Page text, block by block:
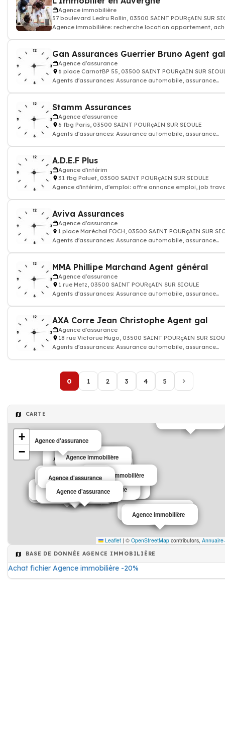
Agence immobilière
57 boulevard Ledru Rollin, 03500 SAINT POURçAIN SUR
Agence immobilière: recherche location appartement,
Gan Assurances Guerrier Bruno Agent gal
Agence d'assurance
6 place CarnotBP 55, 03500 SAINT POURçAIN SUR
Agents d'assurances: Assurance automobile, assurance
Stamm Assurances
Agence d'assurance
6 fbg Paris, 03500 SAINT POURçAIN SUR SIOULE
Agents d'assurances: Assurance automobile, assurance
A.D.E.F Plus
Agence d'intérim
31 fbg Paluet, 03500 SAINT POURçAIN SUR SIOULE
Agence d'intérim, d'emploi: offre annonce emploi, job
Aviva Assurances
Agence d'assurance
1 place Maréchal FOCH, 03500 SAINT POURçAIN SUR
Agents d'assurances: Assurance automobile, assurance
MMA Phillipe Marchand Agent général
Agence d'assurance
1 rue Metz, 03500 SAINT POURçAIN SUR SIOULE
Agents d'assurances: Assurance automobile, assurance
AXA Corre Jean Christophe Agent gal
Agence d'assurance
18 rue Victorue Hugo, 03500 SAINT POURçAIN SUR
Agents d'assurances: Assurance automobile, assurance
0 1 2 3 4 5
CARTE
Agence immobilière
Agence immobilière
Agence immobilière
Agence immobilière
Agence immobilière
Agence de publicitéAgence d'assurance
Agence d'assurance
Agence d'assurance
Agence evenementielle
Agence immobilière
Agence immobilière
Agence immobilière
Agence d'assurance
Agence d'assurance
Agence d'assurance
Agence d'assurance
Agence d'assurance
+
−
Leaflet | © OpenStreetMap contributors,
BASE DE DONNÉE AGENCE IMMOBILIÈRE
Achat fichier Agence immobilière -20%